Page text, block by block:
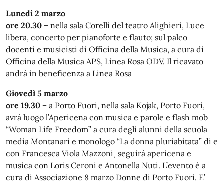
Lunedì 2 marzo
ore 20.30 – nella sala Corelli del teatro Alighieri, Luce
libera, concerto per pianoforte e flauto; sul palco
docenti e musicisti di Officina della Musica, a cura di
Officina della Musica APS, Linea Rosa ODV. Il ricavato
andrà in beneficenza a Linea Rosa
Giovedì 5 marzo
ore 19.30 – a Porto Fuori, nella sala Kojak, Porto Fuori,
avrà luogo l’Apericena con musica e parole e flash mob
“Woman Life Freedom” a cura degli alunni della scuola
media Montanari e monologo “La donna pluriabitata” di e
con Francesca Viola Mazzoni¸ seguirà apericena e
musica con Loris Ceroni e Antonella Nuti. L’evento è a
cura di Associazione 8 marzo Donne di Porto Fuori. E’